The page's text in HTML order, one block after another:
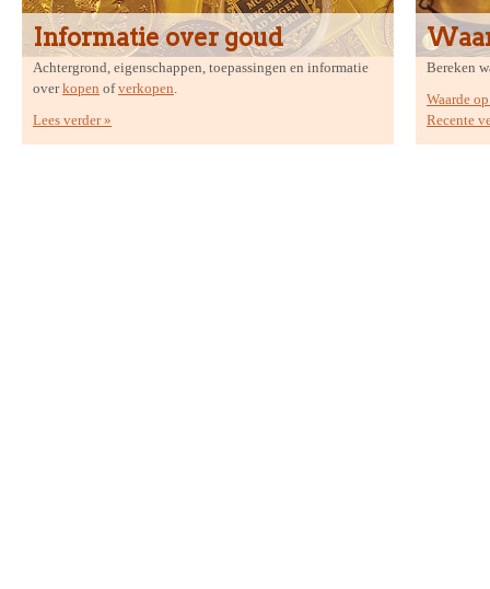
Informatie over goud
Achtergrond, eigenschappen, toepassingen en informatie
overkopen ofverkopen
Lees verder »
Bereken
Waarde
Recente